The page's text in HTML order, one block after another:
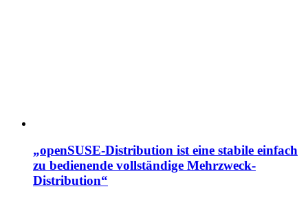
„openSUSE-Distribution ist eine stabile einfach
zu bedienende vollständige Mehrzweck-
Distribution“